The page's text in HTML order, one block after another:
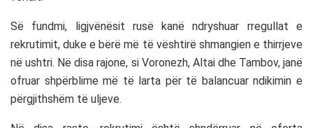
Së fundmi, ligjvënësit rusë kanë ndryshuar rregullat e
rekrutimit, duke e bërë më të vështirë shmangien e thirrjeve
në ushtri. Në disa rajone, si Voronezh, Altai dhe Tambov, janë
ofruar shpërblime më të larta për të balancuar ndikimin e
përgjithshëm të uljeve.